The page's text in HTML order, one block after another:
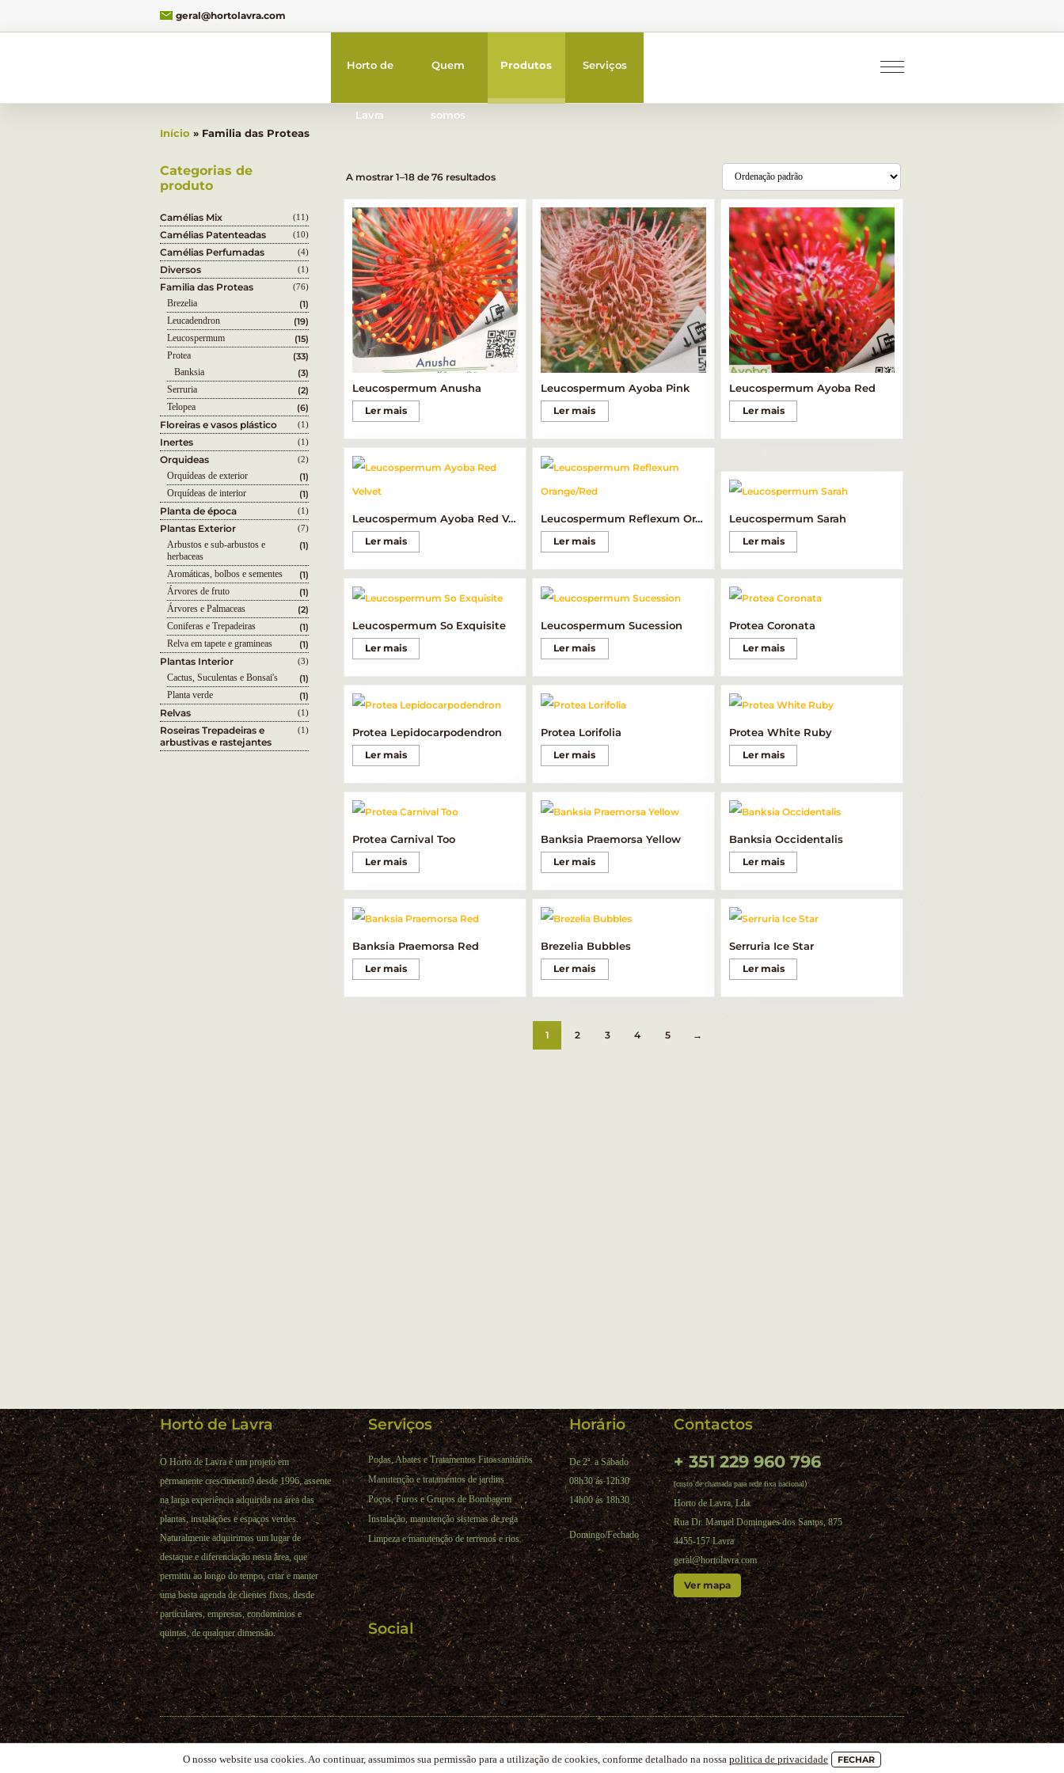
geral@hortolavra.com
Horto de
Lavra
Quem
somos
Produtos Serviços
Início » Familia das Proteas
Categorias de
produto
Camélias Mix (11)
Camélias Patenteadas (10)
Camélias Perfumadas (4)
Diversos (1)
Familia das Proteas (76)
Brezelia
(1)
Leucadendron
(19)
Leucospermum
(15)
Protea
(33)
Banksia
(3)
Serruria
(2)
Telopea
(6)
Floreiras e vasos plástico (1)
Inertes (1)
Orquideas (2)
Orquídeas de exterior
(1)
Orquídeas de interior
(1)
Planta de época (1)
Plantas Exterior (7)
Arbustos e sub-arbustos e
herbaceas
(1)
Aromáticas, bolbos e sementes
(1)
Árvores de fruto
(1)
Árvores e Palmaceas
(2)
Coniferas e Trepadeiras
(1)
Relva em tapete e gramineas
(1)
Plantas Interior (3)
Cactus, Suculentas e Bonsai's
(1)
Planta verde
(1)
Relvas (1)
Roseiras Trepadeiras e
arbustivas e rastejantes
(1)
A mostrar 1–18 de 76 resultados
Leucospermum Anusha
Ler mais
Leucospermum Ayoba Pink
Ler mais
Leucospermum Ayoba Red
Ler mais
Leucospermum Ayoba Red Velvet
Ler mais
Leucospermum Reflexum Orange/Red
Ler mais
Leucospermum Sarah
Ler mais
Leucospermum So Exquisite
Ler mais
Leucospermum Sucession
Ler mais
Protea Coronata
Ler mais
Protea Lepidocarpodendron
Ler mais
Protea Lorifolia
Ler mais
Protea White Ruby
Ler mais
Protea Carnival Too
Ler mais
Banksia Praemorsa Yellow
Ler mais
Banksia Occidentalis
Ler mais
Banksia Praemorsa Red
Ler mais
Brezelia Bubbles
Ler mais
Serruria Ice Star
Ler mais
1 2 3 4 5 →
O nosso website usa cookies. Ao continuar, assumimos sua permissão para a utilização de cookies, conforme detalhado na nossa politica de privacidade FECHAR
Horto de Lavra
O Horto de Lavra é um projeto em
permanente crescimento9 desde 1996, assente
na larga experiência adquirida na área das
plantas, instalações e espaços verdes.
Naturalmente adquirimos um lugar de
destaque e diferenciação nesta área, que
permitiu ao longo do tempo, criar e manter
uma basta agenda de clientes fixos, desde
particulares, empresas, condomínios e
quintas, de qualquer dimensão.
Serviços
Podas, Abates e Tratamentos Fitossanitários
Manutenção e tratamentos de jardins
Poços, Furos e Grupos de Bombagem
Instalação, manutenção sistemas de rega
Limpeza e manutenção de terrenos e rios
Horário
De 2ª. a Sábado
08h30 ás 12h30
14h00 ás 18h30
Domingo/Fechado
Contactos
+ 351 229 960 796
(custo de chamada para rede fixa nacional)
Horto de Lavra, Lda.
Rua Dr. Manuel Domingues dos Santos, 875
4455-157 Lavra
geral@hortolavra.com
Ver mapa
Social
Horto de Lavra 2023 | Todos os direitos reservados |Política de privacidade|Termos e condições|Livro de reclamações online